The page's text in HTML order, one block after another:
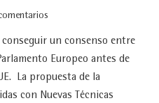
conseguir un consenso entre
Europeo antes de
La propuesta de la
con Nuevas Técnicas